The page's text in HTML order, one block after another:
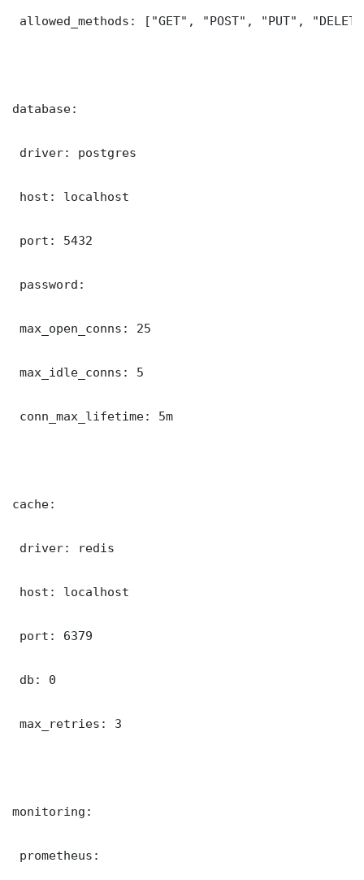
allowed_methods: ["GET", "POST", "PUT",
database:
driver: postgres
host: localhost
port: 5432
password:
max_open_conns: 25
max_idle_conns: 5
conn_max_lifetime: 5m
cache:
driver: redis
host: localhost
port: 6379
db: 0
max_retries: 3
monitoring:
prometheus: